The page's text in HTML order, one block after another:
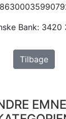
Bank:
Tilbage